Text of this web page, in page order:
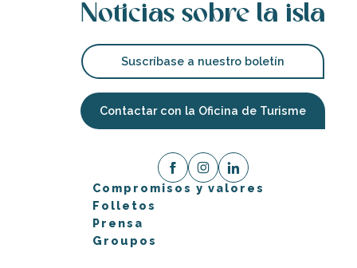
Noticias sobre la isla
Suscríbase a nuestro boletín
Contactar con la Oficina de Turisme
Compromisos y valores
Folletos
Prensa
Groupos